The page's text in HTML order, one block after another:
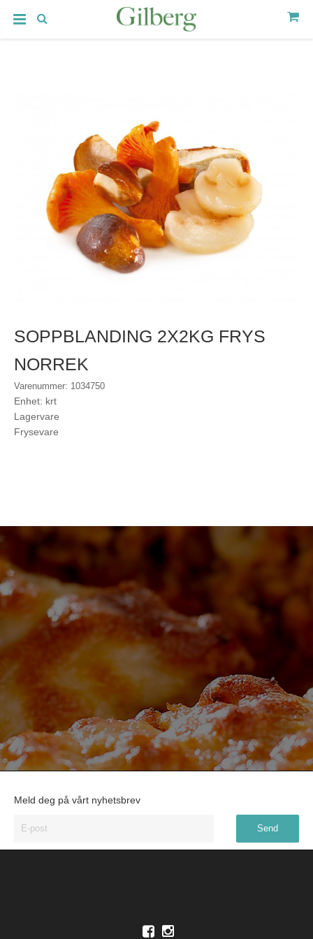
SOPPBLANDING 2X2KG FRYS
NORREK
Varenummer: 1034750
Enhet: krt
Lagervare
Frysevare
Meld deg på vårt nyhetsbrev